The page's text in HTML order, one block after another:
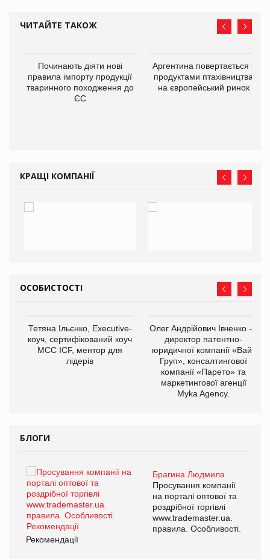
ЧИТАЙТЕ ТАКОЖ
Починають діяти нові
правила імпорту продукції
тваринного походження до
ЄС
Аргентина повертається з
продуктами птахівництва
на європейський ринок
КРАЩІ КОМПАНІЇ
ОСОБИСТОСТІ
Тетяна Ільєнко, Executive-
коуч, сертифікований коуч
МСС ICF, ментор для
лідерів
Олег Андрійович Івченко —
директор патентно-
юридичної компанії «Вайз
Груп», консалтингової
компанії «Парето» та
маркетингової агенції
Myka Agency.
БЛОГИ
Брагина Людмила
Просування компанії
на порталі оптової та
роздрібної торгівлі
www.trademaster.ua.
правила. Особливості.
Рекомендації